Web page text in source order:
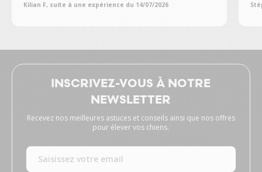
Kilian F, suite à une expérience du 14/07/2026
INSCRIVEZ-VOUS À NOTRE
NEWSLETTER
Recevez nos meilleures astuces et conseils ainsi que nos offres
pour élever vos chiens.